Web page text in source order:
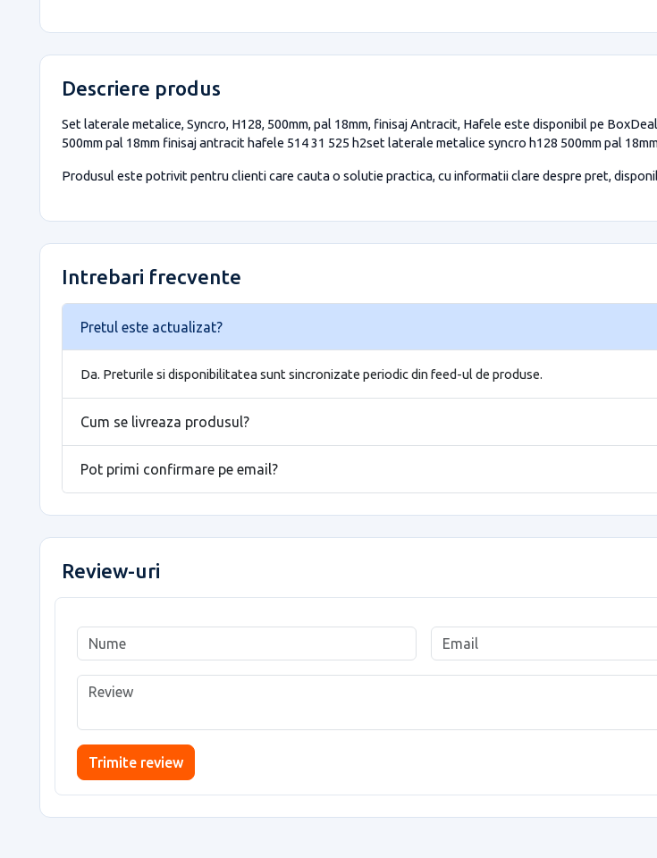
Descriere produs
Set laterale metalice, Syncro, H128, 500mm, pal 18mm, finisaj Antracit, Hafele este disponibil pe
500mm pal 18mm finisaj antracit hafele 514 31 525 h2set laterale metalice syncro h128 500mm pal
Produsul este potrivit pentru clienti care cauta o solutie practica, cu informatii clare despre pret,
Intrebari frecvente
Pretul este actualizat?
Da. Preturile si disponibilitatea sunt sincronizate periodic din feed-ul de produse.
Cum se livreaza produsul?
Pot primi confirmare pe email?
Review-uri
Trimite review